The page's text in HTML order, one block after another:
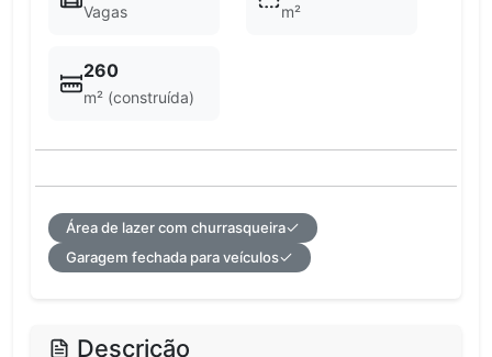
Vagas m²
260
m² (construída)
Área de lazer com churrasqueira
Garagem fechada para veículos
Descrição